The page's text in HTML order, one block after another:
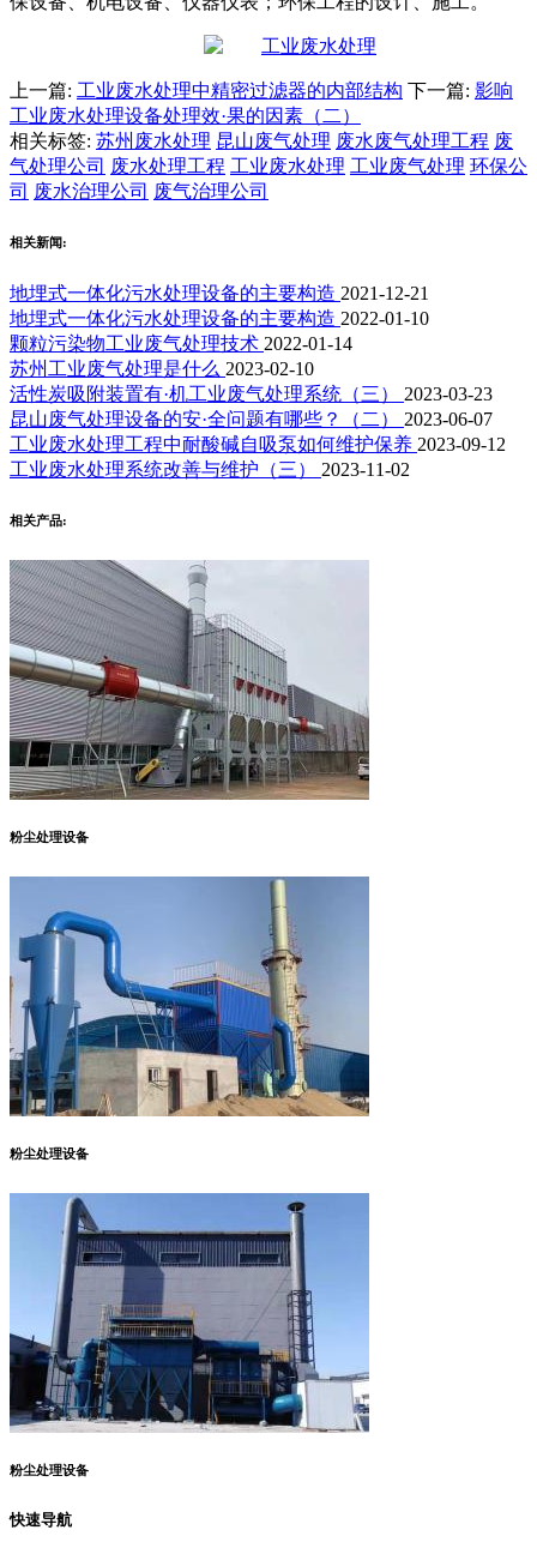
上一篇: 工业废水处理中精密过滤器的内部结构 下一篇: 影响
工业废水处理设备处理效·果的因素（二）
相关标签: 苏州废水处理 昆山废气处理 废水废气处理工程 废
气处理公司 废水处理工程 工业废水处理 工业废气处理 环保公
司 废水治理公司 废气治理公司
相关新闻:
地埋式一体化污水处理设备的主要构造 2021-12-21
地埋式一体化污水处理设备的主要构造 2022-01-10
颗粒污染物工业废气处理技术 2022-01-14
苏州工业废气处理是什么 2023-02-10
活性炭吸附装置有·机工业废气处理系统（三） 2023-03-23
昆山废气处理设备的安·全问题有哪些？（二） 2023-06-07
工业废水处理工程中耐酸碱自吸泵如何维护保养 2023-09-12
工业废水处理系统改善与维护（三） 2023-11-02
相关产品:
粉尘处理设备
粉尘处理设备
粉尘处理设备
快速导航